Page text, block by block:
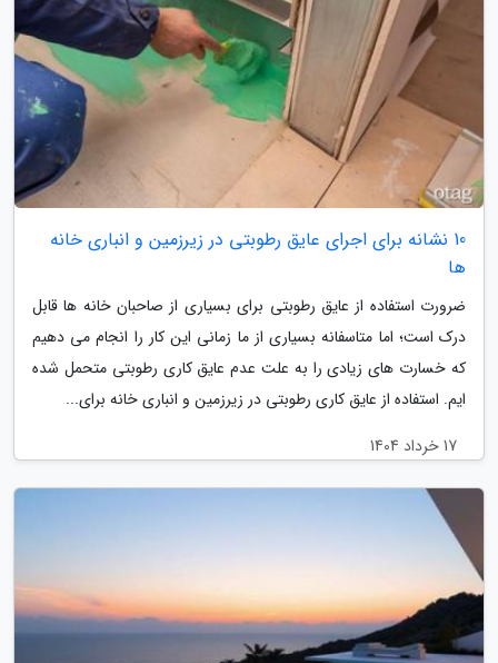
10 نشانه برای اجرای عایق رطوبتی در زیرزمین و انباری خانه
ها
ضرورت استفاده از عایق رطوبتی برای بسیاری از صاحبان خانه ها قابل
درک است؛ اما متاسفانه بسیاری از ما زمانی این کار را انجام می دهیم
که خسارت های زیادی را به علت عدم عایق کاری رطوبتی متحمل شده
ایم. استفاده از عایق کاری رطوبتی در زیرزمین و انباری خانه برای...
17 خرداد 1404